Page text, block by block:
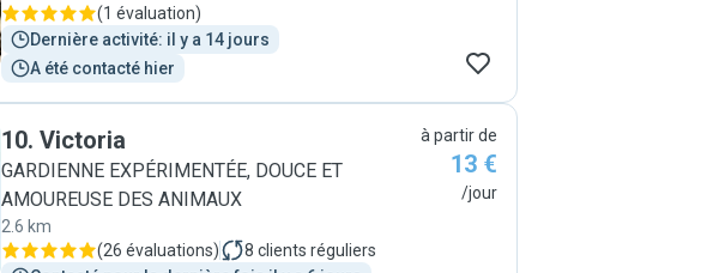
(1 évaluation)
Dernière activité: il y a 14 jours
A été contacté hier
10. Victoria
GARDIENNE EXPÉRIMENTÉE, DOUCE ET
AMOUREUSE DES ANIMAUX
2.6 km
(26 évaluations) 8 clients réguliers
à partir de
13 €
/jour